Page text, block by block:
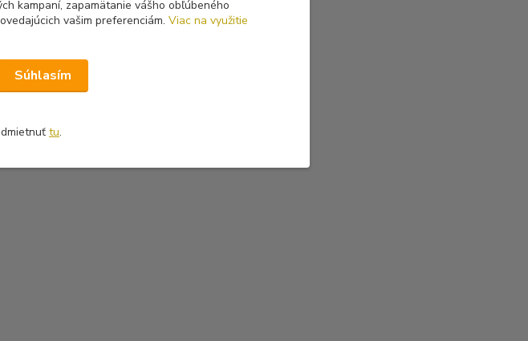
kampaní, zapamätanie vášho obľúbeného
vašim preferenciám. Viac na využitie
Súhlasím
tu.